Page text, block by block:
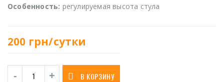
Особенность: регулируемая высота стула
200 грн/сутки
В КОРЗИНУ